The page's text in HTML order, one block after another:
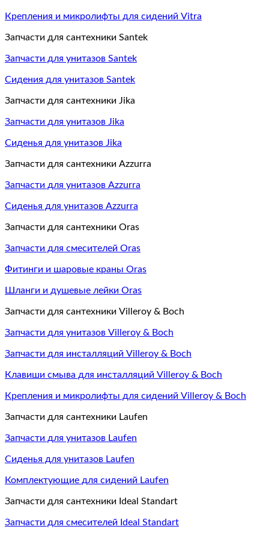
Крепления и микролифты для сидений Vitra
Запчасти для сантехники Santek
Запчасти для унитазов Santek
Сидения для унитазов Santek
Запчасти для сантехники Jika
Запчасти для унитазов Jika
Сиденья для унитазов Jika
Запчасти для сантехники Azzurra
Запчасти для унитазов Azzurra
Сиденья для унитазов Azzurra
Запчасти для сантехники Oras
Запчасти для смесителей Oras
Фитинги и шаровые краны Oras
Шланги и душевые лейки Oras
Запчасти для сантехники Villeroy & Boch
Запчасти для унитазов Villeroy & Boch
Запчасти для инсталляций Villeroy & Boch
Клавиши смыва для инсталляций Villeroy & Boch
Крепления и микролифты для сидений Villeroy & Boch
Запчасти для сантехники Laufen
Запчасти для унитазов Laufen
Сиденья для унитазов Laufen
Комплектующие для сидений Laufen
Запчасти для сантехники Ideal Standart
Запчасти для смесителей Ideal Standart